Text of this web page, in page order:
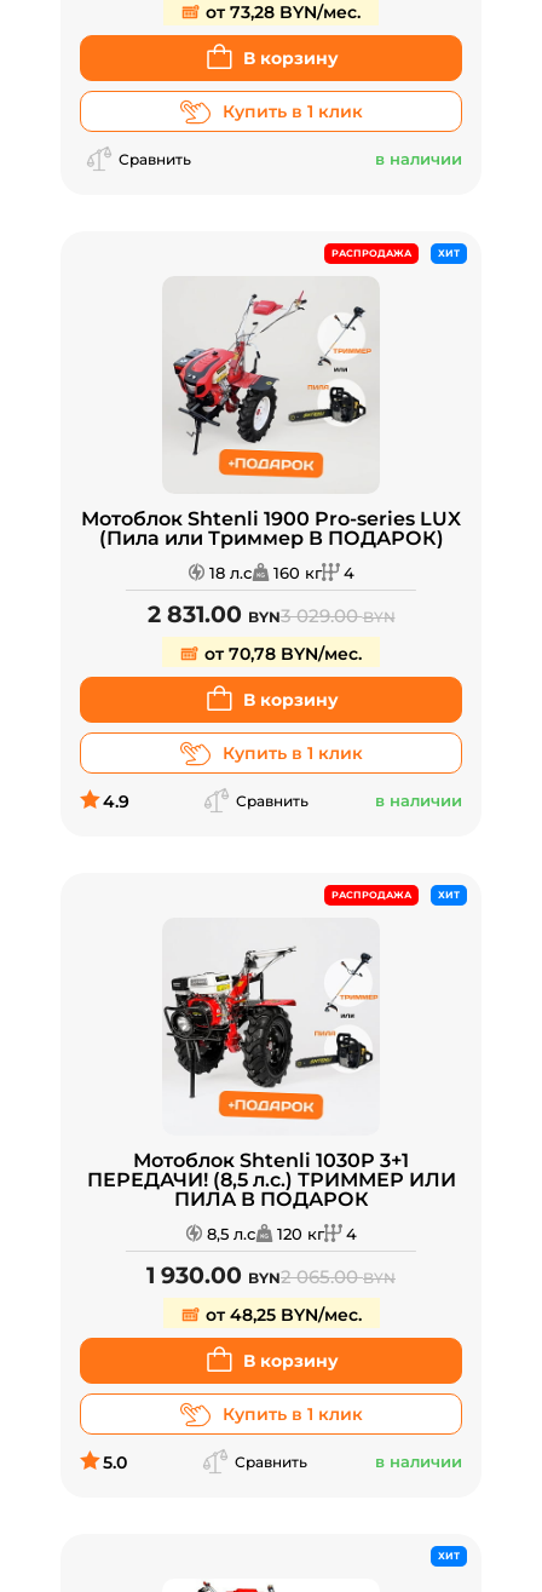
от 73,28 BYN/мес.
В корзину
Купить в 1 клик
Сравнить в наличии
РАСПРОДАЖА ХИТ
Мотоблок Shtenli 1900 Pro-series LUX
(Пила или Триммер В ПОДАРОК)
18 л.с 160 кг 4
2 831.00 BYN3 029.00BYN
от 70,78 BYN/мес.
В корзину
Купить в 1 клик
4.9 Сравнить в наличии
РАСПРОДАЖА ХИТ
Мотоблок Shtenli 1030P 3+1
ПЕРЕДАЧИ! (8,5 л.с.) ТРИММЕР ИЛИ
ПИЛА В ПОДАРОК
8,5 л.с 120 кг 4
1 930.00 BYN2 065.00BYN
от 48,25 BYN/мес.
В корзину
Купить в 1 клик
5.0 Сравнить в наличии
ХИТ